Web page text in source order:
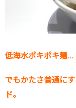
低海水ポキポキ麺…
でもかたさ普通に
ド。